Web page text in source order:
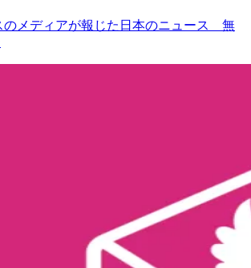
のメディアが報じた日本のニュース 無